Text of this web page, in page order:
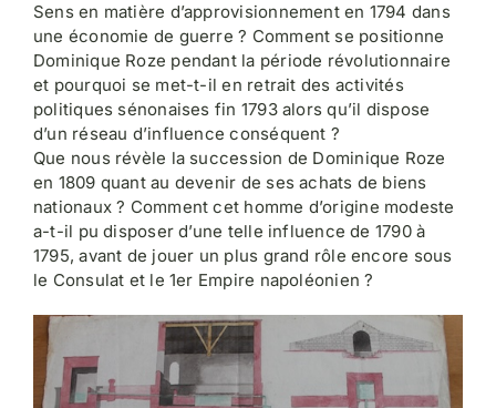
Sens en matière d’approvisionnement en 1794 dans
une économie de guerre ? Comment se positionne
Dominique Roze pendant la période révolutionnaire
et pourquoi se met-t-il en retrait des activités
politiques sénonaises fin 1793 alors qu’il dispose
d’un réseau d’influence conséquent ?
Que nous révèle la succession de Dominique Roze
en 1809 quant au devenir de ses achats de biens
nationaux ? Comment cet homme d’origine modeste
a-t-il pu disposer d’une telle influence de 1790 à
1795, avant de jouer un plus grand rôle encore sous
le Consulat et le 1er Empire napoléonien ?